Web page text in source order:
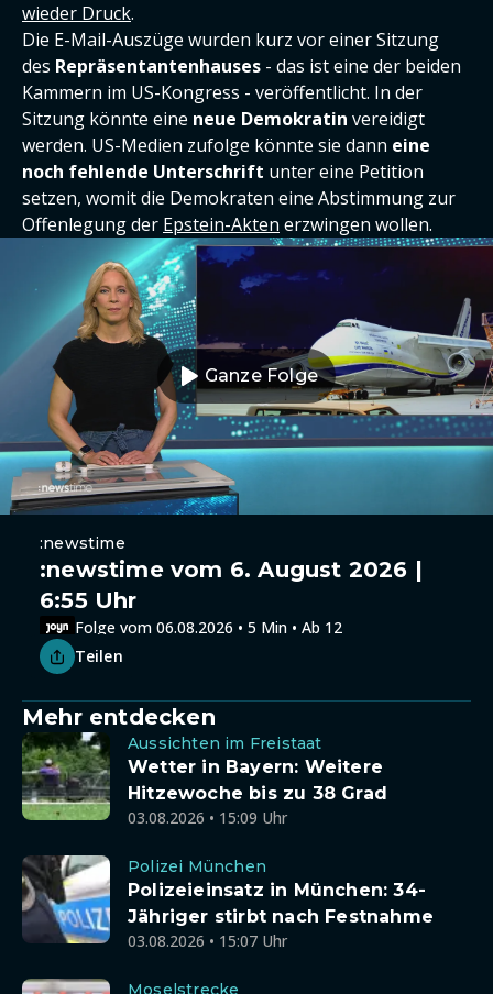
wieder Druck.
Die E-Mail-Auszüge wurden kurz vor einer Sitzung
des Repräsentantenhauses - das ist eine der beiden
Kammern im US-Kongress - veröffentlicht. In der
Sitzung könnte eine neue Demokratin vereidigt
werden. US-Medien zufolge könnte sie dann eine
noch fehlende Unterschrift unter eine Petition
setzen, womit die Demokraten eine Abstimmung zur
Offenlegung der Epstein-Akten erzwingen wollen.
Ganze Folge
:newstime
:newstime vom 6. August 2026 |
6:55 Uhr
Folge vom 06.08.2026 • 5 Min • Ab 12
Teilen
Mehr entdecken
Aussichten im Freistaat
Wetter in Bayern: Weitere
Hitzewoche bis zu 38 Grad
03.08.2026 • 15:09 Uhr
Polizei München
Polizeieinsatz in München: 34-
Jähriger stirbt nach Festnahme
03.08.2026 • 15:07 Uhr
Moselstrecke